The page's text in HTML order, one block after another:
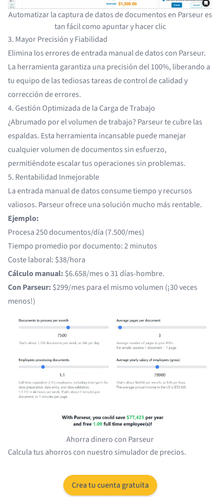
Automatizar la captura de datos de documentos en Parseur es
tan fácil como apuntar y hacer clic
3. Mayor Precisión y Fiabilidad
Elimina los errores de entrada manual de datos con Parseur.
La herramienta garantiza una precisión del 100%, liberando a
tu equipo de las tediosas tareas de control de calidad y
corrección de errores.
4. Gestión Optimizada de la Carga de Trabajo
¿Abrumado por el volumen de trabajo? Parseur te cubre las
espaldas. Esta herramienta incansable puede manejar
cualquier volumen de documentos sin esfuerzo,
permitiéndote escalar tus operaciones sin problemas.
5. Rentabilidad Inmejorable
La entrada manual de datos consume tiempo y recursos
valiosos. Parseur ofrece una solución mucho más rentable.
Ejemplo:
Procesa 250 documentos/día (7.500/mes)
Tiempo promedio por documento: 2 minutos
Coste laboral: $38/hora
Cálculo manual: $6.658/mes o 31 días-hombre.
Con Parseur: $299/mes para el mismo volumen (¡30 veces
menos!)
Ahorra dinero con Parseur
Calcula tus ahorros con nuestro simulador de precios.
Crea tu cuenta gratuita